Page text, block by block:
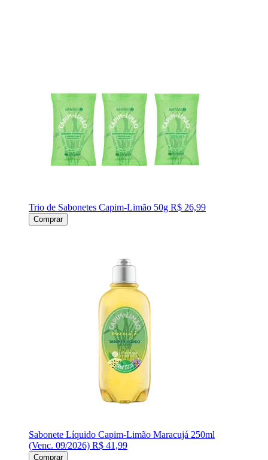
Trio de Sabonetes Capim-Limão 50g R$ 26,99
Comprar
Sabonete Líquido Capim-Limão Maracujá 250ml
(Venc. 09/2026) R$ 41,99
Comprar